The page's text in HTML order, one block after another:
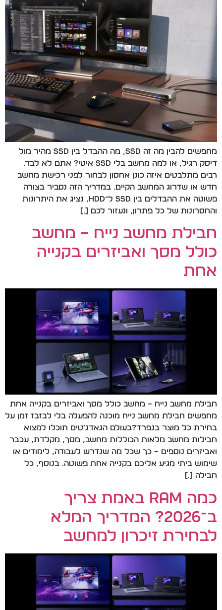
מחפשים להבין מה זה SSD, מה ההבדל בין SSD מהיר מול
דיסק רגיל, או למה מחשב בלי SSD איטי? אתם לא לבד.
רבים מתלבטים איזה כונן אחסון לבחור לפני רכישת מחשב
חדש או שדרוג המחשב הקיים. במדריך הזה נסביר בצורה
פשוטה את ההבדלים בין SSD ל־HDD, נציג את היתרונות
והחסרונות של כל פתרון, ונעזור לכם […]
חבילת מחשב נייח – מחשב
כולל מסך ואביזרים בקנייה
אחת
חבילת מחשב נייח – מחשב כולל מסך ואביזרים בקנייה אחת
מחפשים חבילת מחשב נייח מוכנה להפעלה בלי לבזבז זמן על
בחירת כל מוצר בנפרד?בעולם הגאדג’טים תוכלו למצוא
חבילות מחשב מלאות הכוללות מחשב, מסך, מקלדת, עכבר
ואביזרים נוספים – כך שכל מה שנדרש לעבודה, לימודים או
שימוש ביתי מגיע אליכם בקנייה אחת פשוטה. בנוסף, כל
חבילה […]
כמה RAM באמת צריך
ב־2026? המדריך המלא
לבחירת זיכרון למחשב